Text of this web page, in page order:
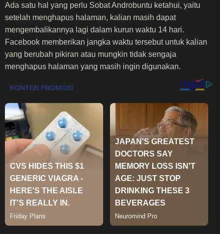
Ada satu hal yang perlu Sobat Androbuntu ketahui, yaitu
setelah menghapus halaman, kalian masih dapat
mengembalikannya lagi dalam kurun waktu 14 hari.
Facebook memberikan jangka waktu tersebut untuk kalian
yang berubah pikiran atau mungkin tidak sengaja
menghapus halaman yang masih ingin digunakan.